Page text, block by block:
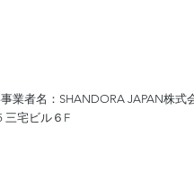
業者名：SHANDORA JAPAN株式
三宅ビル６F